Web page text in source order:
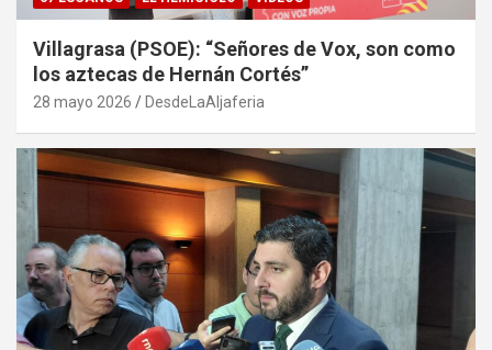
Villagrasa (PSOE): “Señores de Vox, son como
los aztecas de Hernán Cortés”
28 mayo 2026 DesdeLaAljaferia